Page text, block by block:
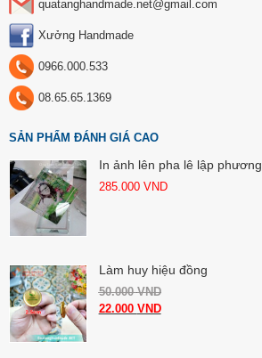
quatanghandmade.net@gmail.com
Xưởng Handmade
0966.000.533
08.65.65.1369
SẢN PHẨM ĐÁNH GIÁ CAO
In ảnh lên pha lê lập phương
285.000 VND
Làm huy hiệu đồng
50.000VND
22.000 VND